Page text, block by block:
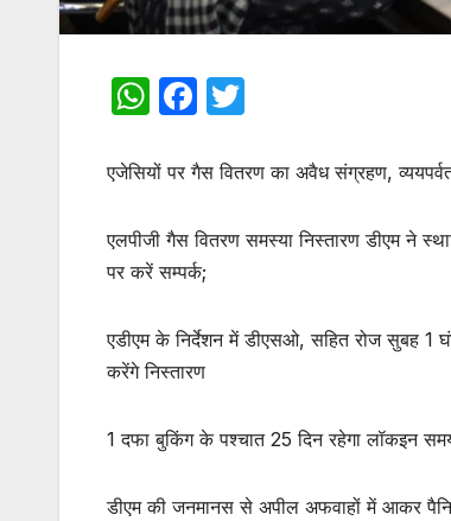
W
at
A
p
p
F
c
b
o
o
k
itt
एजेसियों पर गैस वितरण का अवैध संग्रहण,
एलपीजी गैस वितरण समस्या निस्तारण डीएम ने
पर करें सम्पर्क;
एडीएम के निर्देशन में डीएसओ, सहित रोज सुबह 1
करेंगे निस्तारण
1 दफा बुकिंग के पश्चात 25 दिन रहेगा लॉकइन
डीएम की जनमानस से अपील अफवाहों में आकर